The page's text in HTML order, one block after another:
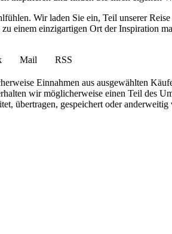
Wir laden Sie ein, Teil unserer
einem einzigartigen Ort der Inspiration
Mail
RSS
Einnahmen aus ausgewählten
wir möglicherweise einen Teil des
übertragen, gespeichert oder anderweitig